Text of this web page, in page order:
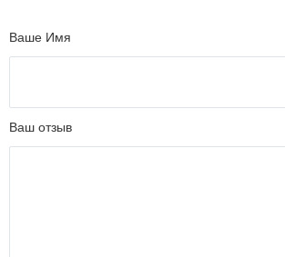
Ваше Имя
Ваш отзыв